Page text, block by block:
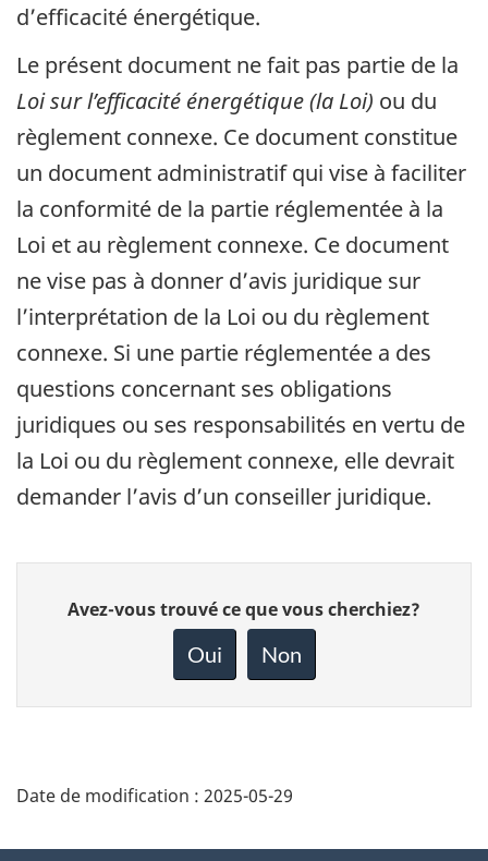
d’efficacité énergétique.
Le présent document ne fait pas partie de la
Loi sur l’efficacité énergétique (la Loi) ou du
règlement connexe. Ce document constitue
un document administratif qui vise à faciliter
la conformité de la partie réglementée à la
Loi et au règlement connexe. Ce document
ne vise pas à donner d’avis juridique sur
l’interprétation de la Loi ou du règlement
connexe. Si une partie réglementée a des
questions concernant ses obligations
juridiques ou ses responsabilités en vertu de
la Loi ou du règlement connexe, elle devrait
demander l’avis d’un conseiller juridique.
Donnez
votre
page
Avez-vous trouvé ce que vous cherchiez?
Oui Non
Date de modification : 2025-05-29